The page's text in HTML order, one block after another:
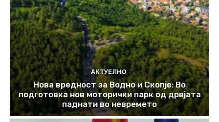
АКТУЕЛНО
Нова вредност за Водно и Скопје: Во
подготовка нов моторички парк од дрвјата
паднати во невремето